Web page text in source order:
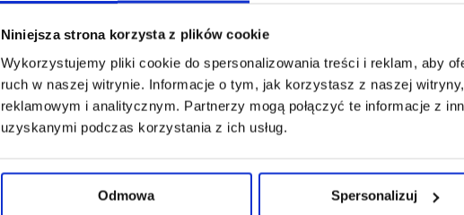
Niniejsza strona korzysta z plików cookie
Wykorzystujemy pliki cookie do spersonalizowania treści i reklam, aby
ruch w naszej witrynie. Informacje o tym, jak korzystasz z naszej
reklamowym i analitycznym. Partnerzy mogą połączyć te informacje z
uzyskanymi podczas korzystania z ich usług.
Odmowa Spersonalizuj